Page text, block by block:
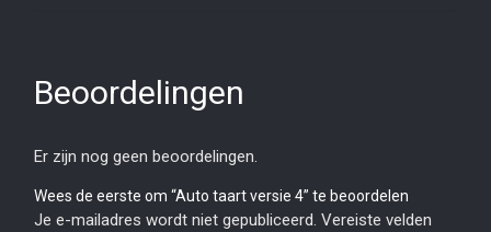
Beoordelingen
Er zijn nog geen beoordelingen.
Wees de eerste om “Auto taart versie 4” te beoordelen
Je e-mailadres wordt niet gepubliceerd. Vereiste velden